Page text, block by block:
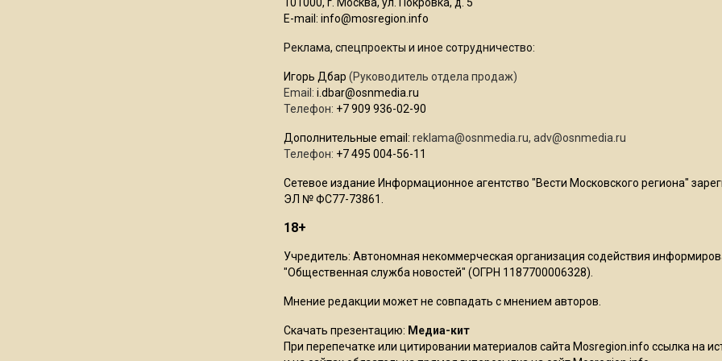
E-mail: info@mosregion.info
Реклама, спецпроекты и иное сотрудничество:
Игорь Дбар (Руководитель отдела продаж)
Email: i.dbar@osnmedia.ru
Телефон: +7 909 936-02-90
Дополнительные email: reklama@osnmedia.ru, adv@osnmedia.ru
Телефон: +7 495 004-56-11
Сетевое издание Информационное агентство "Вести Московского региона"
ЭЛ № ФС77-73861.
18+
Учредитель: Автономная некоммерческая организация содействия
"Общественная служба новостей" (ОГРН 1187700006328).
Мнение редакции может не совпадать с мнением авторов.
Скачать презентацию: Медиа-кит
При перепечатке или цитировании материалов сайта Mosregion.info ссылка на